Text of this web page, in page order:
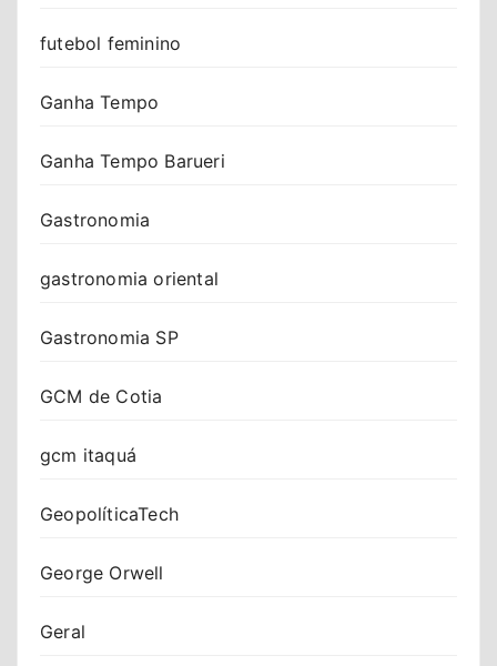
futebol feminino
Ganha Tempo
Ganha Tempo Barueri
Gastronomia
gastronomia oriental
Gastronomia SP
GCM de Cotia
gcm itaquá
GeopolíticaTech
George Orwell
Geral